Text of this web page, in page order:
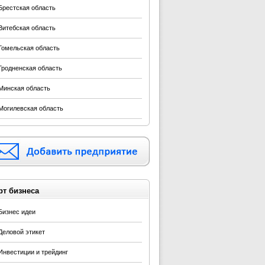
область
область
область
область
область
область
бизнеса
идеи
этикет
и трейдинг